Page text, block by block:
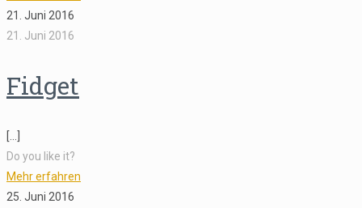
21. Juni 2016
21. Juni 2016
Fidget
[…]
Do you like it?
Mehr erfahren
25. Juni 2016